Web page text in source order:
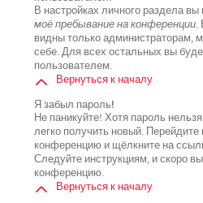
В настройках личного раздела
моё пребывание на конференции.
видны только администраторам,
себе. Для всех остальных вы
пользователем.
Вернуться к началу
Я забыл пароль!
Не паникуйте! Хотя пароль
легко получить новый. Перейдите
конференцию и щёлкните на
Следуйте инструкциям, и скоро
конференцию.
Вернуться к началу